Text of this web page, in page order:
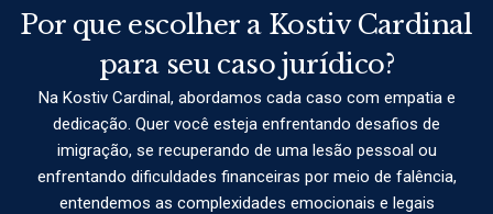
Por que escolher a Kostiv Cardinal
para seu caso jurídico?
Na Kostiv Cardinal, abordamos cada caso com empatia e
dedicação. Quer você esteja enfrentando desafios de
imigração, se recuperando de uma lesão pessoal ou
enfrentando dificuldades financeiras por meio de falência,
entendemos as complexidades emocionais e legais